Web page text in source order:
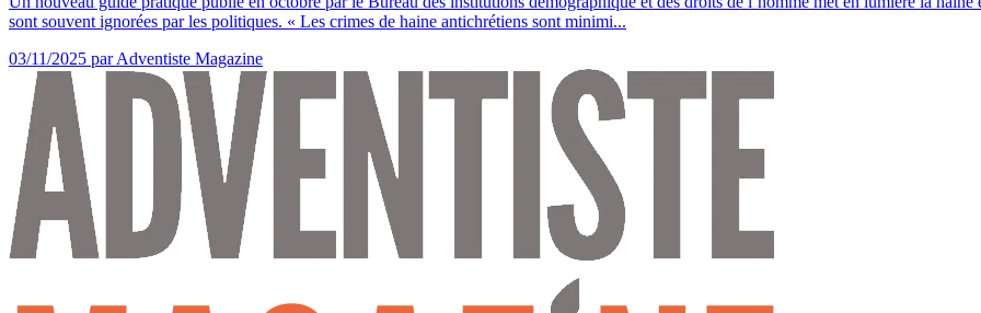
sont souvent ignorées par les politiques. « Les crimes de haine antichrétiens sont minimi...
03/11/2025 par Adventiste Magazine